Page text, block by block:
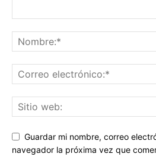
Guardar mi nombre, correo
navegador la próxima vez que